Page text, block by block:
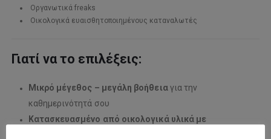
Οργανωτικά freaks
Οικολογικά ευαισθητοποιημένους καταναλωτές
Γιατί να το επιλέξεις:
Μικρό μέγεθος – μεγάλη βοήθειαγια την
καθημερινότητά σου
Κατασκευασμένο από οικολογικά υλικά με